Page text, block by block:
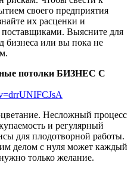
своего предприятия
их расценки и
Выясните для
бизнеса или вы пока не
потолки БИЗНЕС С
Несложный процесс
и регулярный
для плодотворной работы.
делом с нуля может каждый
только желание.